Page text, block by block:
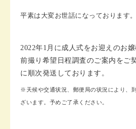
平素は大変お世話になっております。
2022年1月に成人式をお迎えのお嬢
前撮り希望日程調査のご案内をご
に順次発送しております。
※天候や交通状況、郵便局の状況により、
ざいます。予めご了承ください。